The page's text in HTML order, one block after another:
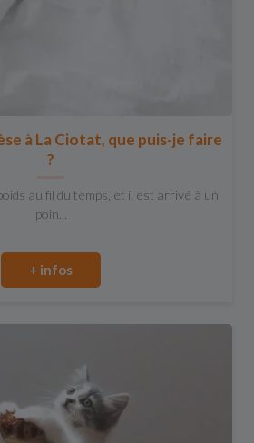
à La Ciotat, que puis-je faire
?
au fil du temps, et il est arrivé à un
poin...
+ infos